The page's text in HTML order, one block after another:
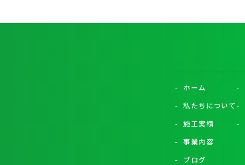
-
ホーム
-
私たちについて
-
施工実績
-
事業内容
-
ブログ
-
-
-